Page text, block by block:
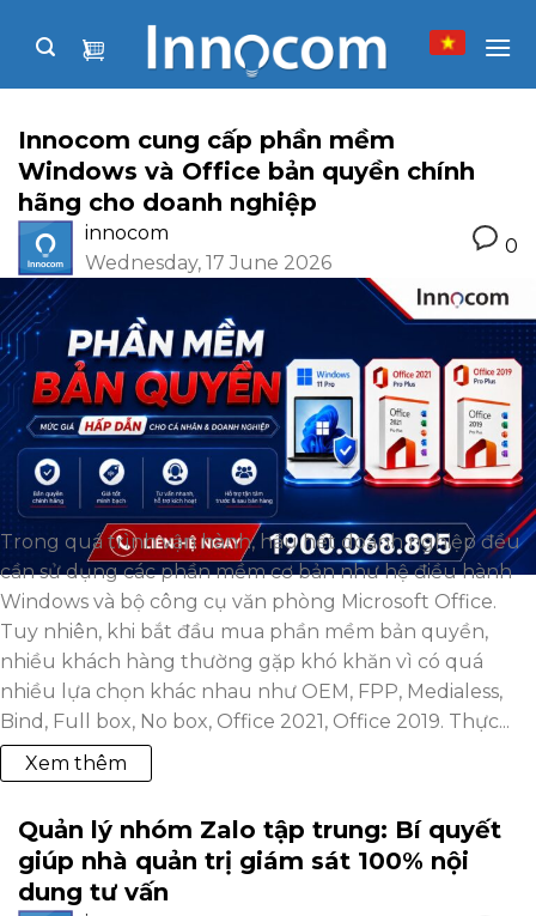
Innocom cung cấp phần mềm
Windows và Office bản quyền chính
hãng cho doanh nghiệp
innocom
Wednesday, 17 June 2026
0
Trong quá trình vận hành, hầu hết doanh nghiệp đều
cần sử dụng các phần mềm cơ bản như hệ điều hành
Windows và bộ công cụ văn phòng Microsoft Office.
Tuy nhiên, khi bắt đầu mua phần mềm bản quyền,
nhiều khách hàng thường gặp khó khăn vì có quá
nhiều lựa chọn khác nhau như OEM, FPP, Medialess,
Bind, Full box, No box, Office 2021, Office 2019. Thực...
Xem thêm
Quản lý nhóm Zalo tập trung: Bí quyết
giúp nhà quản trị giám sát 100% nội
dung tư vấn